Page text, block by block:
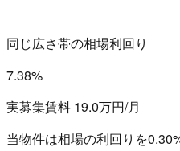
同じ広さ帯の相場利回り
7.38%
実募集賃料 19.0万円/月
当物件は相場の利回りを